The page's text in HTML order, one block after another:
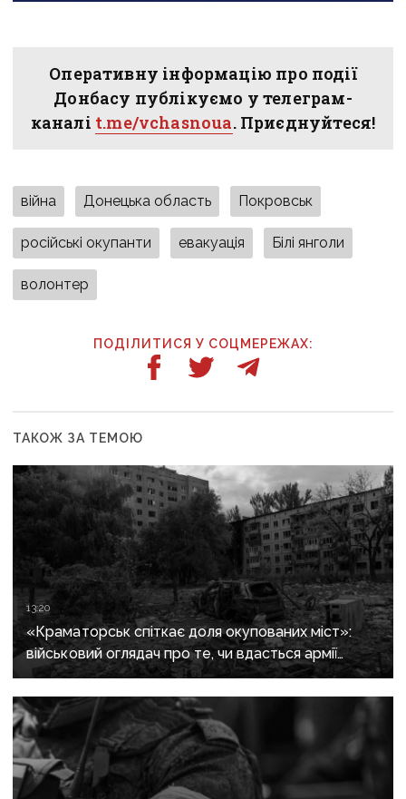
Оперативну інформацію про події
Донбасу публікуємо у телеграм-
каналі t.me/vchasnoua. Приєднуйтеся!
війна Донецька область Покровськ
російські окупанти евакуація Білі янголи
волонтер
ПОДІЛИТИСЯ У СОЦМЕРЕЖАХ:
ТАКОЖ ЗА ТЕМОЮ
13:20
«Краматорськ спіткає доля окупованих міст»:
військовий оглядач про те, чи вдасться армії
рф захопити останню агломерацію Донеччини до
кінця 2026 року